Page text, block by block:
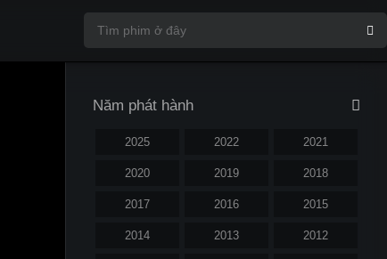
Năm phát hành
2025 2022 2021
2020 2019 2018
2017 2016 2015
2014 2013 2012